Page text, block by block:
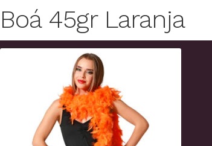
Boá 45gr Laranja